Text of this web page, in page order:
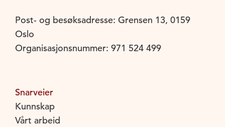
Post- og besøksadresse: Grensen 13, 0159
Oslo
Organisasjonsnummer: 971 524 499
Snarveier
Kunnskap
Vårt arbeid